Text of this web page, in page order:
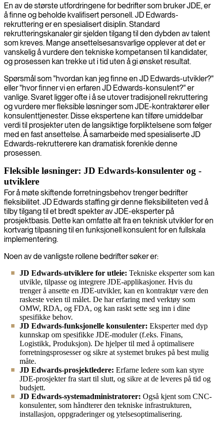
En av de største utfordringene for bedrifter som bruker JDE, er
å finne og beholde kvalifisert personell. JD Edwards-
rekruttering er en spesialisert disiplin. Standard
rekrutteringskanaler gir sjelden tilgang til den dybden av talent
som kreves. Mange ansettelsesansvarlige opplever at det er
vanskelig å vurdere den tekniske kompetansen til kandidater,
og prosessen kan trekke ut i tid uten å gi ønsket resultat.
Spørsmål som "hvordan kan jeg finne en JD Edwards-utvikler?"
eller "hvor finner vi en erfaren JD Edwards-konsulent?" er
vanlige. Svaret ligger ofte i å se utover tradisjonell rekruttering
og vurdere mer fleksible løsninger som JDE-kontraktører eller
konsulenttjenester. Disse ekspertene kan tilføre umiddelbar
verdi til prosjekter uten de langsiktige forpliktelsene som følger
med en fast ansettelse. Å samarbeide med spesialiserte JD
Edwards-rekrutterere kan dramatisk forenkle denne
prosessen.
Fleksible løsninger: JD Edwards-konsulenter og -
utviklere
For å møte skiftende forretningsbehov trenger bedrifter
fleksibilitet. JD Edwards staffing gir denne fleksibiliteten ved å
tilby tilgang til et bredt spekter av JDE-eksperter på
prosjektbasis. Dette kan omfatte alt fra en teknisk utvikler for en
kortvarig tilpasning til en funksjonell konsulent for en fullskala
implementering.
Noen av de vanligste rollene bedrifter søker er:
JD Edwards-utviklere for utleie: Tekniske eksperter som kan
utvikle, tilpasse og integrere JDE-applikasjoner. Hvis du
trenger å ansette en JDE-utvikler, kan en kontraktør være den
raskeste veien til målet. De har erfaring med verktøy som
OMW, RDA, og FDA, og kan raskt sette seg inn i dine
spesifikke behov.
JD Edwards-funksjonelle konsulenter: Eksperter med dyp
kunnskap om spesifikke JDE-moduler (f.eks. Finans,
Logistikk, Produksjon). De hjelper til med å optimalisere
forretningsprosesser og sikre at systemet brukes på best mulig
måte.
JD Edwards-prosjektledere: Erfarne ledere som kan styre
JDE-prosjekter fra start til slutt, og sikre at de leveres på tid og
budsjett.
JD Edwards-systemadministratorer: Også kjent som CNC-
konsulenter, som håndterer den tekniske infrastrukturen,
installasjon, oppgraderinger og ytelsesoptimalisering.